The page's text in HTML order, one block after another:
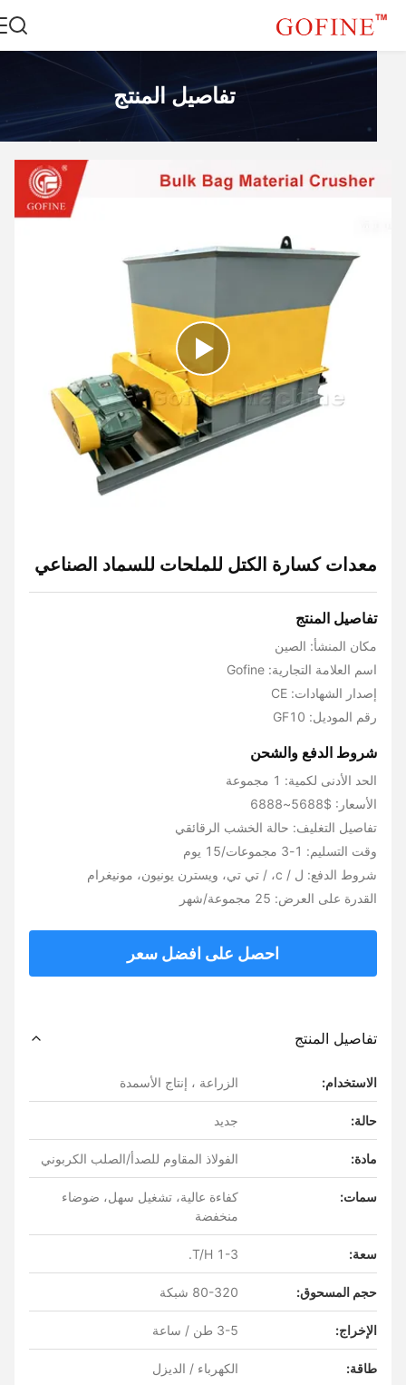
تفاصيل المنتج
معدات كسارة الكتل للملحات للسماد الصناعي
تفاصيل المنتج
مكان المنشأ: الصين
اسم العلامة التجارية: Gofine
إصدار الشهادات: CE
رقم الموديل: GF10
شروط الدفع والشحن
الحد الأدنى لكمية: 1 مجموعة
الأسعار: $5688~6888
تفاصيل التغليف: حالة الخشب الرقائقي
وقت التسليم: 1-3 مجموعات/15 يوم
شروط الدفع: ل / c، / تي تي، ويسترن يونيون، مونيغرام
القدرة على العرض: 25 مجموعة/شهر
احصل على افضل سعر
تفاصيل المنتج
الاستخدام: الزراعة ، إنتاج الأسمدة
الفولاذ المقاوم للصدأ/الصلب الكربوني
سمات:
كفاءة عالية، تشغيل سهل، ضوضاء
منخفضة
حجم المسحوق: 80-320 شبكة
الإخراج:
طاقة: الكهرباء / الديزل